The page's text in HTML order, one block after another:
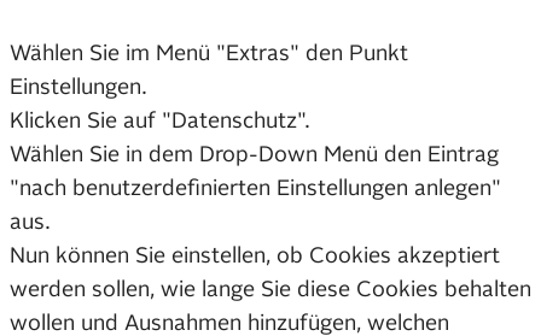
Wählen Sie im Menü "Extras" den Punkt
Einstellungen.
Klicken Sie auf "Datenschutz".
Wählen Sie in dem Drop-Down Menü den Eintrag
"nach benutzerdefinierten Einstellungen anlegen"
aus.
Nun können Sie einstellen, ob Cookies akzeptiert
werden sollen, wie lange Sie diese Cookies behalten
wollen und Ausnahmen hinzufügen, welchen